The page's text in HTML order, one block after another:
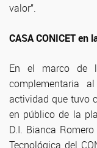
valor”.
CASA CONICET en
En el marco de
complementaria
actividad que tuvo
en público de la
D.I. Bianca
Tecnológica del